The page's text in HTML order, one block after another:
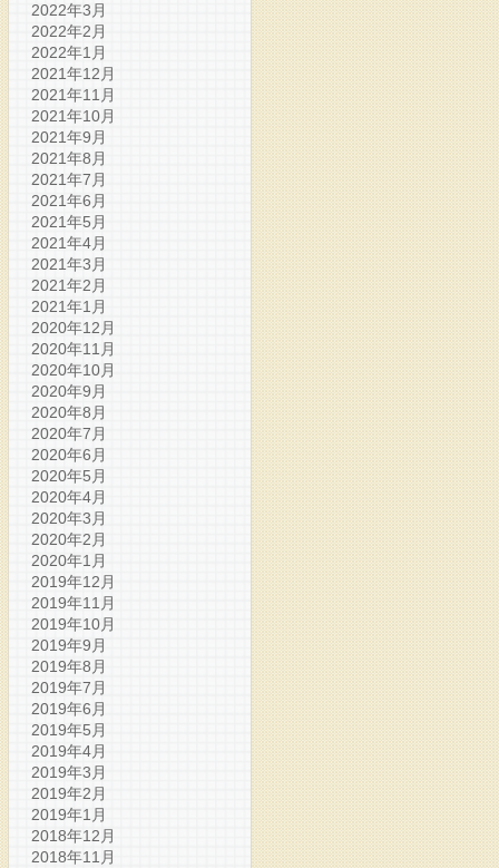
2022年3月
2022年2月
2022年1月
2021年12月
2021年11月
2021年10月
2021年9月
2021年8月
2021年7月
2021年6月
2021年5月
2021年4月
2021年3月
2021年2月
2021年1月
2020年12月
2020年11月
2020年10月
2020年9月
2020年8月
2020年7月
2020年6月
2020年5月
2020年4月
2020年3月
2020年2月
2020年1月
2019年12月
2019年11月
2019年10月
2019年9月
2019年8月
2019年7月
2019年6月
2019年5月
2019年4月
2019年3月
2019年2月
2019年1月
2018年12月
2018年11月